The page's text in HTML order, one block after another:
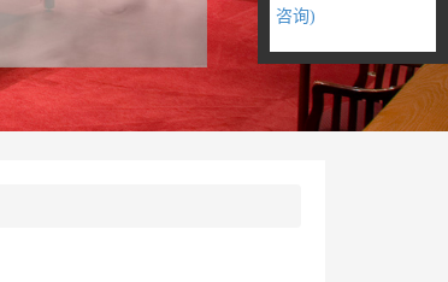
咨询)